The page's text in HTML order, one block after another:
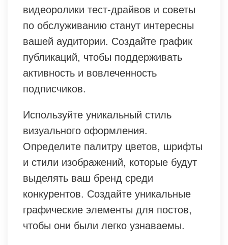
видеоролики тест-драйвов и советы
по обслуживанию станут интересны
вашей аудитории. Создайте график
публикаций, чтобы поддерживать
активность и вовлеченность
подписчиков.
Используйте уникальный стиль
визуального оформления.
Определите палитру цветов, шрифты
и стили изображений, которые будут
выделять ваш бренд среди
конкурентов. Создайте уникальные
графические элементы для постов,
чтобы они были легко узнаваемы.